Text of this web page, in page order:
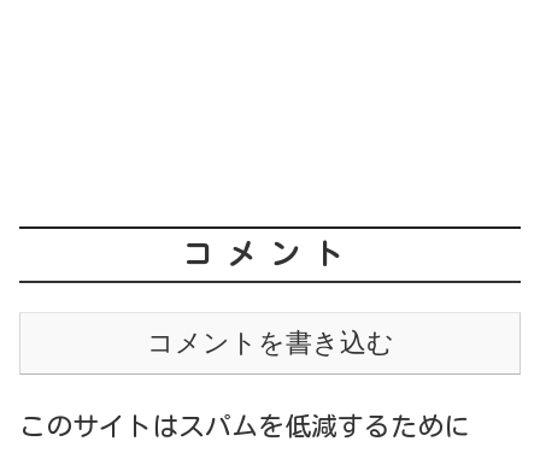
コメント
コメントを書き込む
このサイトはスパムを低減するために